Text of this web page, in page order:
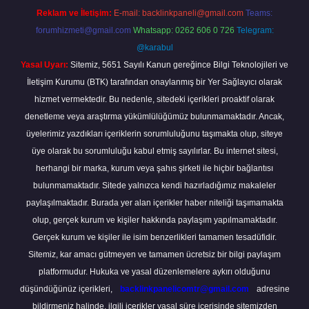
Reklam ve İletişim: E-mail: backlinkpaneli@gmail.com Teams:
forumhizmeti@gmail.com Whatsapp: 0262 606 0 726 Telegram:
@karabul
Yasal Uyarı: Sitemiz, 5651 Sayılı Kanun gereğince Bilgi Teknolojileri ve
İletişim Kurumu (BTK) tarafından onaylanmış bir Yer Sağlayıcı olarak
hizmet vermektedir. Bu nedenle, sitedeki içerikleri proaktif olarak
denetleme veya araştırma yükümlülüğümüz bulunmamaktadır. Ancak,
üyelerimiz yazdıkları içeriklerin sorumluluğunu taşımakta olup, siteye
üye olarak bu sorumluluğu kabul etmiş sayılırlar. Bu internet sitesi,
herhangi bir marka, kurum veya şahıs şirketi ile hiçbir bağlantısı
bulunmamaktadır. Sitede yalnızca kendi hazırladığımız makaleler
paylaşılmaktadır. Burada yer alan içerikler haber niteliği taşımamakta
olup, gerçek kurum ve kişiler hakkında paylaşım yapılmamaktadır.
Gerçek kurum ve kişiler ile isim benzerlikleri tamamen tesadüfidir.
Sitemiz, kar amacı gütmeyen ve tamamen ücretsiz bir bilgi paylaşım
platformudur. Hukuka ve yasal düzenlemelere aykırı olduğunu
düşündüğünüz içerikleri,
backlinkpanelicomtr@gmail.com
adresine
bildirmeniz halinde, ilgili içerikler yasal süre içerisinde sitemizden